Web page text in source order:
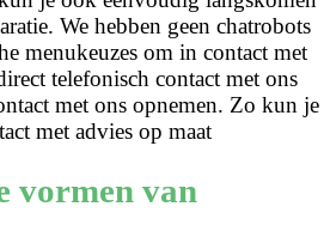
We hebben geen chatrobots
menukeuzes om in contact met
telefonisch contact met ons
met ons opnemen. Zo kun je
met advies op maat
vormen van